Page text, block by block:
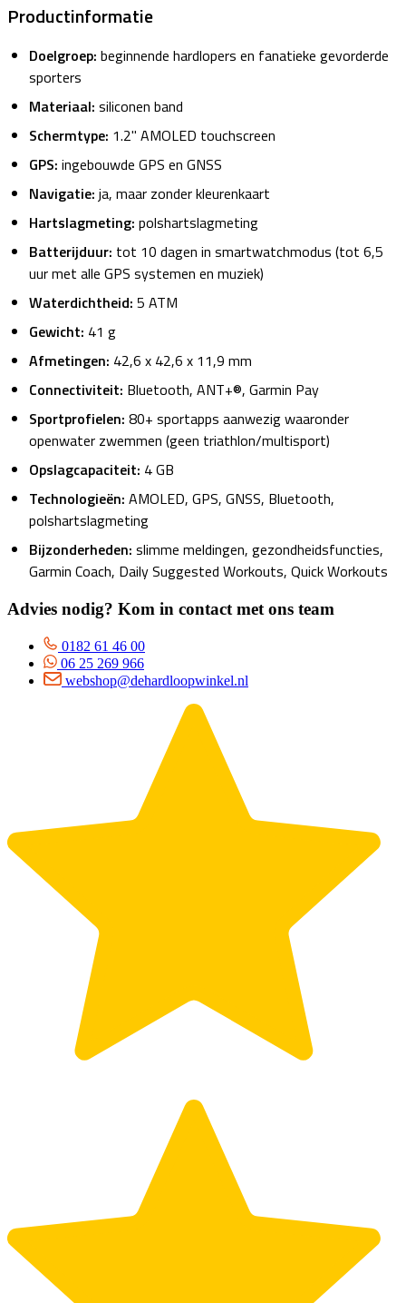
Productinformatie
Doelgroep: beginnende hardlopers en fanatieke gevorderde
sporters
Materiaal: siliconen band
Schermtype: 1.2" AMOLED touchscreen
GPS: ingebouwde GPS en GNSS
Navigatie: ja, maar zonder kleurenkaart
Hartslagmeting: polshartslagmeting
Batterijduur: tot 10 dagen in smartwatchmodus (tot 6,5
uur met alle GPS systemen en muziek)
Waterdichtheid: 5 ATM
Gewicht: 41 g
Afmetingen: 42,6 x 42,6 x 11,9 mm
Connectiviteit: Bluetooth, ANT+®, Garmin Pay
Sportprofielen: 80+ sportapps aanwezig waaronder
openwater zwemmen (geen triathlon/multisport)
Opslagcapaciteit: 4 GB
Technologieën: AMOLED, GPS, GNSS, Bluetooth,
polshartslagmeting
Bijzonderheden: slimme meldingen, gezondheidsfuncties,
Garmin Coach, Daily Suggested Workouts, Quick Workouts
Advies nodig? Kom in contact met ons team
0182 61 46 00
06 25 269 966
webshop@dehardloopwinkel.nl